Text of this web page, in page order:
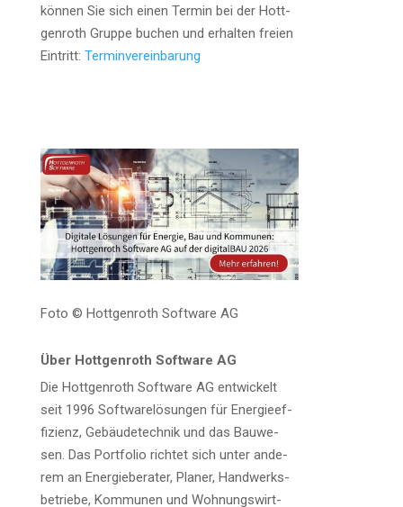
kön­nen Sie sich einen Ter­min bei der Hott­
gen­roth Grup­pe buchen und erhal­ten frei­en
Ein­tritt: Ter­min­ver­ein­ba­rung
Foto © Hott­gen­roth Soft­ware AG
Über Hott­gen­roth Soft­ware AG
Die Hott­gen­roth Soft­ware AG ent­wi­ckelt
seit 1996 Soft­ware­lö­sun­gen für Ener­gie­ef­
fi­zi­enz, Gebäu­de­tech­nik und das Bau­we­
sen. Das Port­fo­lio rich­tet sich unter ande­
rem an Ener­gie­be­ra­ter, Pla­ner, Hand­werks­
be­trie­be, Kom­mu­nen und Woh­nungs­wirt­